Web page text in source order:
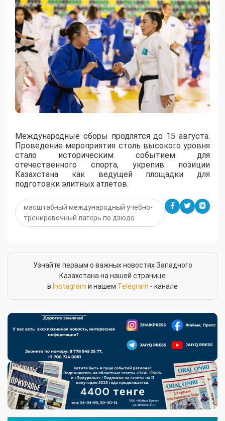
Международные сборы продлятся до 15 августа.
Проведение мероприятия столь высокого уровня
стало историческим событием для
отечественного спорта, укрепив позиции
Казахстана как ведущей площадки для
подготовки элитных атлетов.
масштабный международный учебно-
тренировочный лагерь по дзюдо
Узнайте первым о важных новостях Западного
Казахстана на нашей странице
в Instagram и нашем Telegram - канале